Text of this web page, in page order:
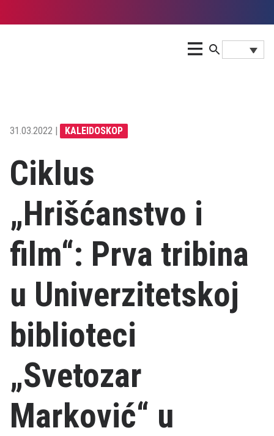
31.03.2022 | KALEIDOSKOP
Ciklus
„Hrišćanstvo i
film“: Prva tribina
u Univerzitetskoj
biblioteci
„Svetozar
Marković“ u